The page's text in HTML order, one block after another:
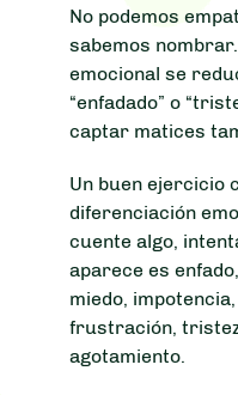
No podemos
sabemos
emocional se
“enfadado” o
captar matices
Un buen ejercicio
diferenciación
cuente algo,
aparece es
miedo,
frustración,
agotamiento.